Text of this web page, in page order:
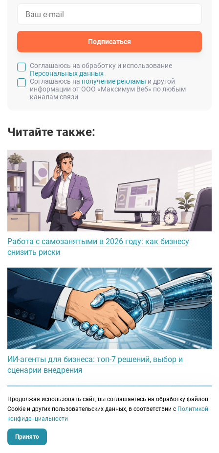
Подписаться
Cоглашаюсь на обработку и использование
Персональных данных
Соглашаюсь на получение рекламы и другой
информации от ООО «Максимум Веб» по любым
каналам связи
Читайте также:
Работа с самозанятыми в 2026 году: как бизнесу
снизить риски
ИИ-агенты для бизнеса: топ-7 решений, выбор и
сценарии внедрения
Продолжая использовать сайт, вы соглашаетесь на обработку файлов
Сookie и других пользовательских данных, в соответствии с Политикой
конфиденциальности
Принято